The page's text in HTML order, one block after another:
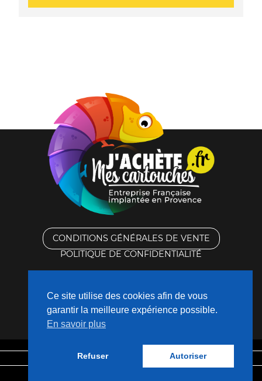
CONDITIONS GÉNÉRALES DE VENTE
POLITIQUE DE CONFIDENTIALITÉ
CONTACTEZ-NOUS
Mentions légales
Ce site utilise des cookies afin de vous
garantir la meilleure expérience possible.
En savoir plus
Refuser Autoriser